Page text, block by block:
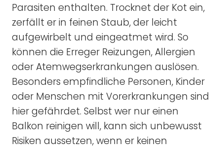
Parasiten enthalten. Trocknet der Kot ein,
zerfällt er in feinen Staub, der leicht
aufgewirbelt und eingeatmet wird. So
können die Erreger Reizungen, Allergien
oder Atemwegserkrankungen auslösen.
Besonders empfindliche Personen, Kinder
oder Menschen mit Vorerkrankungen sind
hier gefährdet. Selbst wer nur einen
Balkon reinigen will, kann sich unbewusst
Risiken aussetzen, wenn er keinen